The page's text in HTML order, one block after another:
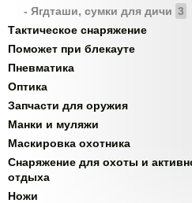
- Ягдташи, сумки для дичи 3
Тактическое снаряжение
Поможет при блекауте
Пневматика
Оптика
Запчасти для оружия
Манки и муляжи
Маскировка охотника
Снаряжение для охоты и
отдыха
Ножи